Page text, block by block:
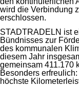
wird die Verbindung
erschlossen.
STADTRADELN ist
Bündnisses zur
des kommunalen
diesem Jahr
gemeinsam 411.170
Besonders
höchste